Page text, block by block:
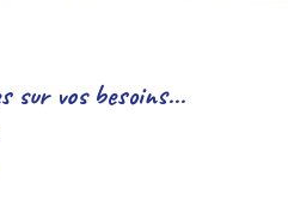
sur vos besoins...